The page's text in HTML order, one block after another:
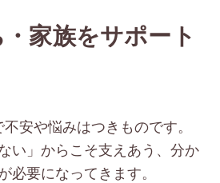
家族をサポート
安や悩みはつきものです。
い」からこそ⽀えあう、分か
必要になってきます。